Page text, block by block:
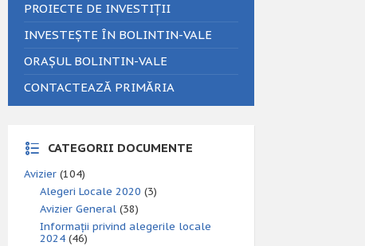
PROIECTE DE INVESTIȚII
INVESTEȘTE ÎN BOLINTIN-VALE
ORAȘUL BOLINTIN-VALE
CONTACTEAZĂ PRIMĂRIA
CATEGORII DOCUMENTE
Avizier (104)
Alegeri Locale 2020 (3)
Avizier General (38)
Informații privind alegerile locale
2024 (46)